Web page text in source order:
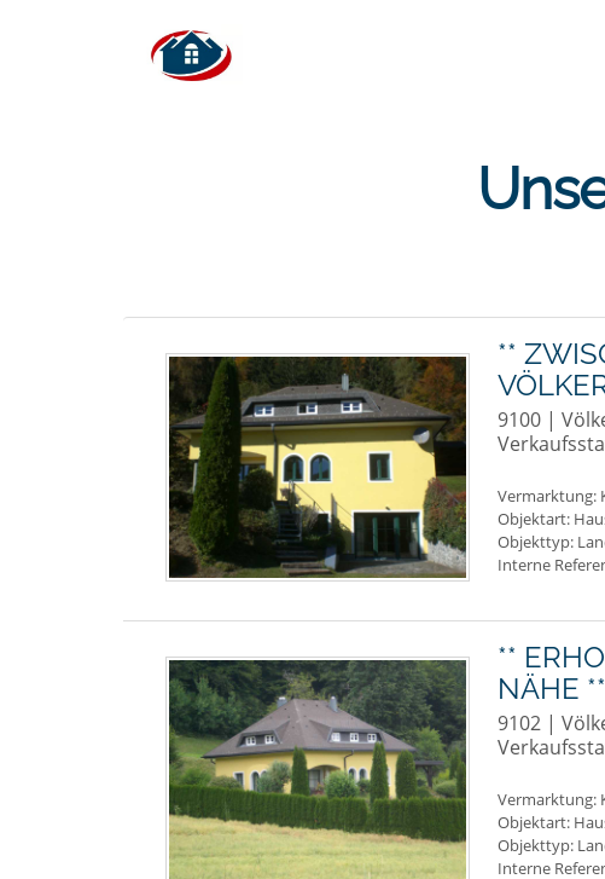
**
9100 |
Vermarktung:
Objektart:
Objekttyp:
Interne
**
NÄHE
9102 |
Vermarktung:
Objektart:
Objekttyp:
Interne